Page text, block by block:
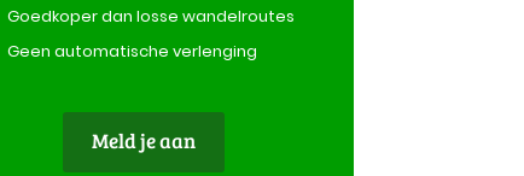
Goedkoper dan losse wandelroutes
Geen automatische verlenging
Meld je aan